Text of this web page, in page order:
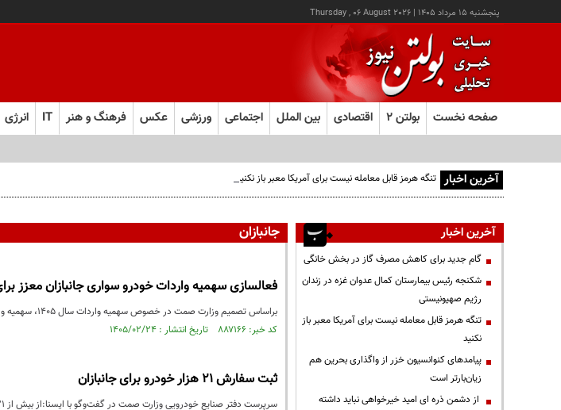
پنجشنبه ۱۵ مرداد ۱۴۰۵ |
Thursday , 06 August 2026
صفحه نخست بولتن ۲ اقتصادی بین الملل اجتماعی ورزشی عکس فرهنگ و هنر IT انرژی
آخرین اخبار تنگه هرمز قابل معامله نیست برای آمریکا معبر باز نکنید
جانبازان
فعالسازی سهمیه واردات خودرو سواری جانبازان معزز برای
براساس تصمیم وزارت صمت در خصوص سهمیه واردات سال 1405، سهمیه واردات خودرو سواری جانبازی در سامانه جامع تجارت قابل استفاده شده است.
کد خبر: ۸۸۷۱۶۶ تاریخ انتشار : ۱۴۰۵/۰۲/۲۴
ثبت سفارش ۲۱ هزار خودرو برای جانبازان
آخرین اخبار
گام جدید برای کاهش مصرف گاز در بخش خانگی
شکنجه رئیس بیمارستان کمال عدوان غزه در زندان
رژیم صهیونیستی
تنگه هرمز قابل معامله نیست برای آمریکا معبر باز
نکنید
پیامدهای کنوانسیون خزر از واگذاری بحرین هم
زیان‌بارتر است
از دشمن ذره ای امید خیرخواهی نباید داشته